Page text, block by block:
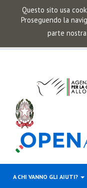
Questo sito usa
Proseguendo la
parte nostra
A CHI VANNO GLI AIUTI?